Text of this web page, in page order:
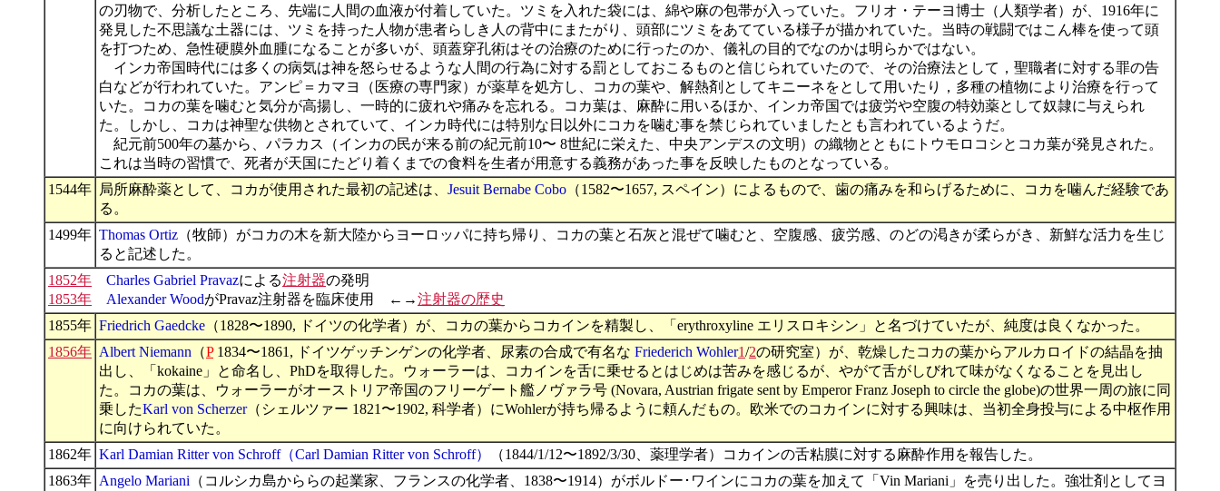
の刃物で、分析したところ、先端に人間の血液が付着していた。ツミを入れた袋には、綿や麻の包帯が入っていた。フリオ・テーヨ博士（人類学者）が、1916年に
発見した不思議な土器には、ツミを持った人物が患者らしき人の背中にまたがり、頭部にツミをあてている様子が描かれていた。当時の戦闘ではこん棒を使って頭
を打つため、急性硬膜外血腫になることが多いが、頭蓋穿孔術はその治療のために行ったのか、儀礼の目的でなのかは明らかではない。
インカ帝国時代には多くの病気は神を怒らせるような人間の行為に対する罰としておこるものと信じられていたので、その治療法として，聖職者に対する罪の告
白などが行われていた。アンピ＝カマヨ（医療の専門家）が薬草を処方し、コカの葉や、解熱剤としてキニーネをとして用いたり，多種の植物により治療を行って
いた。コカの葉を噛むと気分が高揚し、一時的に疲れや痛みを忘れる。コカ葉は、麻酔に用いるほか、インカ帝国では疲労や空腹の特効薬として奴隷に与えられ
た。しかし、コカは神聖な供物とされていて、インカ時代には特別な日以外にコカを噛む事を禁じられていましたとも言われているようだ。
紀元前500年の墓から、パラカス（インカの民が来る前の紀元前10〜 8世紀に栄えた、中央アンデスの文明）の織物とともにトウモロコシとコカ葉が発見された。
これは当時の習慣で、死者が天国にたどり着くまでの食料を生者が用意する義務があった事を反映したものとなっている。
1544年 局所麻酔薬として、コカが使用された最初の記述は、 Jesuit Bernabe Cobo （1582〜1657, スペイン）によるもので、歯の痛みを和らげるために、コカを噛んだ経験であ
る。
1499年 Thomas Ortiz （牧師）がコカの木を新大陸からヨーロッパに持ち帰り、コカの葉と石灰と混ぜて噛むと、空腹感、疲労感、のどの渇きが柔らがき、新鮮な活力を生じ
ると記述した。
1852年
Charles Gabriel Pravazによる注射器の発明
1853年
Alexander WoodがPravaz注射器を臨床使用 ←→注射器の歴史
1855年 Friedrich Gaedcke （1828〜1890, ドイツの化学者）が、コカの葉からコカインを精製し、「erythroxyline エリスロキシン」と名づけていたが、純度は良くなかった。
1856年 Albert Niemann （P1834〜1861, ドイツゲッチンゲンの化学者、尿素の合成で有名な Friederich Wohler1/2の研究室）が、乾燥したコカの葉からアルカロイドの結晶を抽
出し、「kokaine」と命名し、PhDを取得した。ウォーラーは、コカインを舌に乗せるとはじめは苦みを感じるが、やがて舌がしびれて味がなくなることを見出し
た。コカの葉は、ウォーラーがオーストリア帝国のフリーゲート艦ノヴァラ号 (Novara, Austrian frigate sent by Emperor Franz Joseph to circle the globe)の世界一周の旅に同
乗したKarl von Scherzer（シェルツァー 1821〜1902, 科学者）にWohlerが持ち帰るように頼んだもの。欧米でのコカインに対する興味は、当初全身投与による中枢作用
に向けられていた。
1862年 Karl Damian Ritter von Schroff（Carl Damian Ritter von Schroff）
（1844/1/12〜1892/3/30、薬理学者）コカインの舌粘膜に対する麻酔作用を報告した。
1863年 Angelo Mariani （コルシカ島かららの起業家、フランスの化学者、1838〜1914）がボルドー･ワインにコカの葉を加えて「Vin Mariani」を売り出した。強壮剤としてヨ